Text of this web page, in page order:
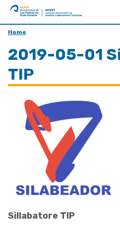
ULPGC
Ir
inicio
de
IATEXT
Home
2019-05-01
TIP
Sillabatore TIP